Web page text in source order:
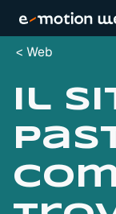
Web
Il